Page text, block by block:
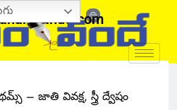
– జాతి వివక్ష, స్త్రీ ద్వేషం